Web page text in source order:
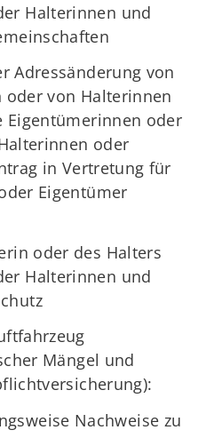
Halterinnen und
Adressänderung von
von Halterinnen
Eigentümerinnen oder
oder
in Vertretung für
Eigentümer
oder des Halters
Halterinnen und
Mängel und
Nachweise zu